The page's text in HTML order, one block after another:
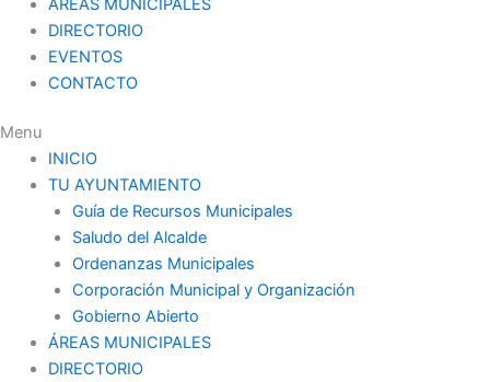
DIRECTORIO
EVENTOS
CONTACTO
Menu
INICIO
TU AYUNTAMIENTO
Guía de Recursos Municipales
Saludo del Alcalde
Ordenanzas Municipales
Corporación Municipal y Organización
Gobierno Abierto
ÁREAS MUNICIPALES
DIRECTORIO